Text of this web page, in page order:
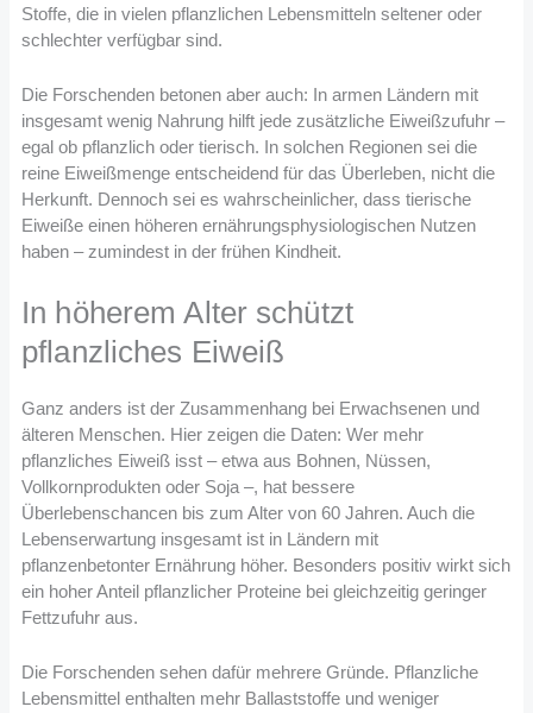
Stoffe, die in vielen pflanzlichen Lebensmitteln seltener oder
schlechter verfügbar sind.
Die Forschenden betonen aber auch: In armen Ländern mit
insgesamt wenig Nahrung hilft jede zusätzliche Eiweißzufuhr –
egal ob pflanzlich oder tierisch. In solchen Regionen sei die
reine Eiweißmenge entscheidend für das Überleben, nicht die
Herkunft. Dennoch sei es wahrscheinlicher, dass tierische
Eiweiße einen höheren ernährungsphysiologischen Nutzen
haben – zumindest in der frühen Kindheit.
In höherem Alter schützt
pflanzliches Eiweiß
Ganz anders ist der Zusammenhang bei Erwachsenen und
älteren Menschen. Hier zeigen die Daten: Wer mehr
pflanzliches Eiweiß isst – etwa aus Bohnen, Nüssen,
Vollkornprodukten oder Soja –, hat bessere
Überlebenschancen bis zum Alter von 60 Jahren. Auch die
Lebenserwartung insgesamt ist in Ländern mit
pflanzenbetonter Ernährung höher. Besonders positiv wirkt sich
ein hoher Anteil pflanzlicher Proteine bei gleichzeitig geringer
Fettzufuhr aus.
Die Forschenden sehen dafür mehrere Gründe. Pflanzliche
Lebensmittel enthalten mehr Ballaststoffe und weniger